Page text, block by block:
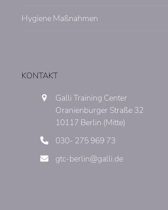
Hygiene Maßnahmen
KONTAKT
Galli Training Center
Oranienburger Straße 32
10117 Berlin (Mitte)
030- 275 969 73
gtc-berlin@galli.de